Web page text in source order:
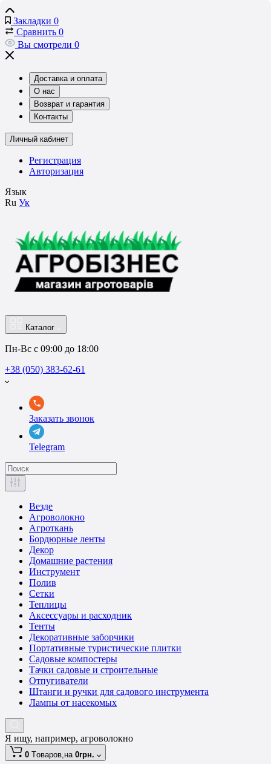
Закладки 0
Сравнить 0
Вы смотрели 0
Доставка и оплата
О нас
Возврат и гарантия
Контакты
Личный кабинет
Регистрация
Авторизация
Язык
Ru Ук
Каталог
Пн-Вс с 09:00 до 18:00
+38 (050) 383-62-61
Заказать звонок
Telegram
Везде
Агроволокно
Агроткань
Бордюрные ленты
Декор
Домашние растения
Инструмент
Полив
Сетки
Теплицы
Аксессуары и расходник
Тенты
Декоративные заборчики
Портативные туристические плитки
Садовые компостеры
Тачки садовые и строительные
Отпугиватели
Штанги и ручки для садового инструмента
Лампы от насекомых
Я ищу, например, агроволокно
0 Tоваров,на 0грн.